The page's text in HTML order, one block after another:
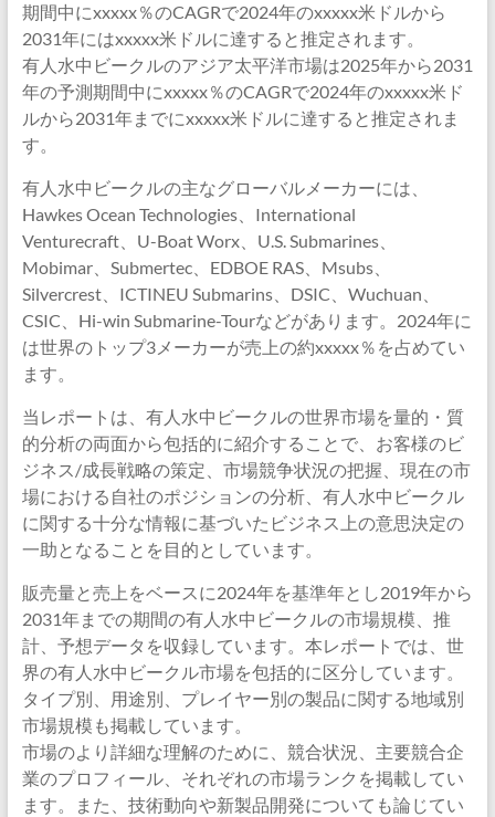
期間中にxxxxx％のCAGRで2024年のxxxxx米ドルから
2031年にはxxxxx米ドルに達すると推定されます。
有人水中ビークルのアジア太平洋市場は2025年から2031
年の予測期間中にxxxxx％のCAGRで2024年のxxxxx米ド
ルから2031年までにxxxxx米ドルに達すると推定されま
す。
有人水中ビークルの主なグローバルメーカーには、
Hawkes Ocean Technologies、International
Venturecraft、U-Boat Worx、U.S. Submarines、
Mobimar、Submertec、EDBOE RAS、Msubs、
Silvercrest、ICTINEU Submarins、DSIC、Wuchuan、
CSIC、Hi-win Submarine-Tourなどがあります。2024年に
は世界のトップ3メーカーが売上の約xxxxx％を占めてい
ます。
当レポートは、有人水中ビークルの世界市場を量的・質
的分析の両面から包括的に紹介することで、お客様のビ
ジネス/成長戦略の策定、市場競争状況の把握、現在の市
場における自社のポジションの分析、有人水中ビークル
に関する十分な情報に基づいたビジネス上の意思決定の
一助となることを目的としています。
販売量と売上をベースに2024年を基準年とし2019年から
2031年までの期間の有人水中ビークルの市場規模、推
計、予想データを収録しています。本レポートでは、世
界の有人水中ビークル市場を包括的に区分しています。
タイプ別、用途別、プレイヤー別の製品に関する地域別
市場規模も掲載しています。
市場のより詳細な理解のために、競合状況、主要競合企
業のプロフィール、それぞれの市場ランクを掲載してい
ます。また、技術動向や新製品開発についても論じてい